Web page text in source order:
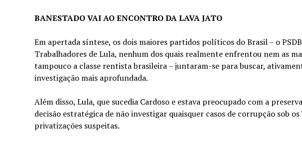
BANESTADO VAI AO ENCONTRO DA LAVA JATO
Em apertada síntese, os dois maiores partidos políticos do Brasil – o
Trabalhadores de Lula, nenhum dos quais realmente enfrentou nem as
tampouco a classe rentista brasileira – juntaram-se para buscar,
investigação mais aprofundada.
Além disso, Lula, que sucedia Cardoso e estava preocupado com a
decisão estratégica de não investigar quaisquer casos de corrupção sob
privatizações suspeitas.